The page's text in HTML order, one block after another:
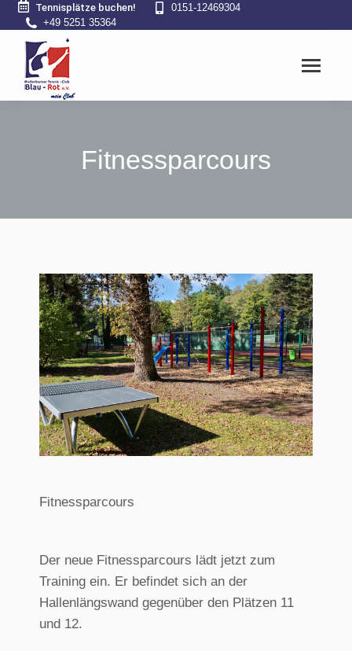
Tennisplätze buchen!
0151-12469304
+49 5251 35364
Fitnessparcours
Fitnessparcours
Der neue Fitnessparcours lädt jetzt zum
Training ein. Er befindet sich an der
Hallenlängswand gegenüber den Plätzen 11
und 12.